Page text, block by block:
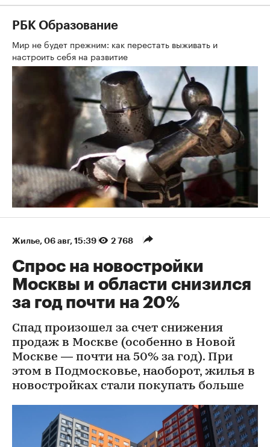
РБК Образование
Мир не будет прежним: как перестать выживать и
настроить себя на развитие
Жилье 06 авг, 15:39 2 768
Спрос на новостройки
Москвы и области снизился
за год почти на 20%
Спад произошел за счет снижения
продаж в Москве (особенно в Новой
Москве — почти на 50% за год). При
этом в Подмосковье, наоборот, жилья в
новостройках стали покупать больше